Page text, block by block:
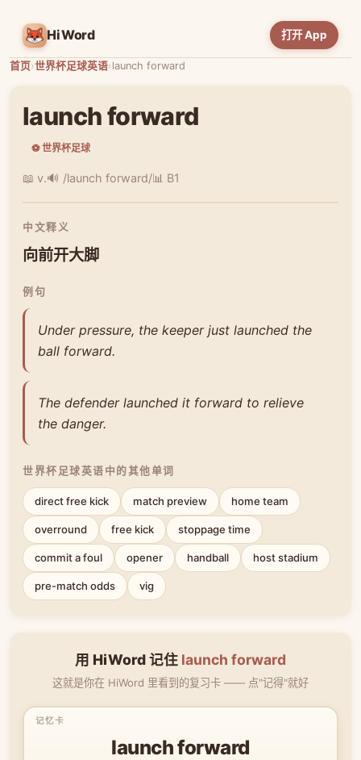
HiWord 打开 App
首页›世界杯足球英语›launch forward
launch forward
⚽ 世界杯足球
📖 v.🔊 /launch forward/📊 B1
中文释义
向前开大脚
例句
Under pressure, the keeper just launched the
ball forward.
The defender launched it forward to relieve
the danger.
世界杯足球英语中的其他单词
direct free kick match preview home team
overround free kick stoppage time
commit a foul opener handball host stadium
pre-match odds vig
用 HiWord 记住 launch forward
这就是你在 HiWord 里看到的复习卡 —— 点"记得"就好
launch forward